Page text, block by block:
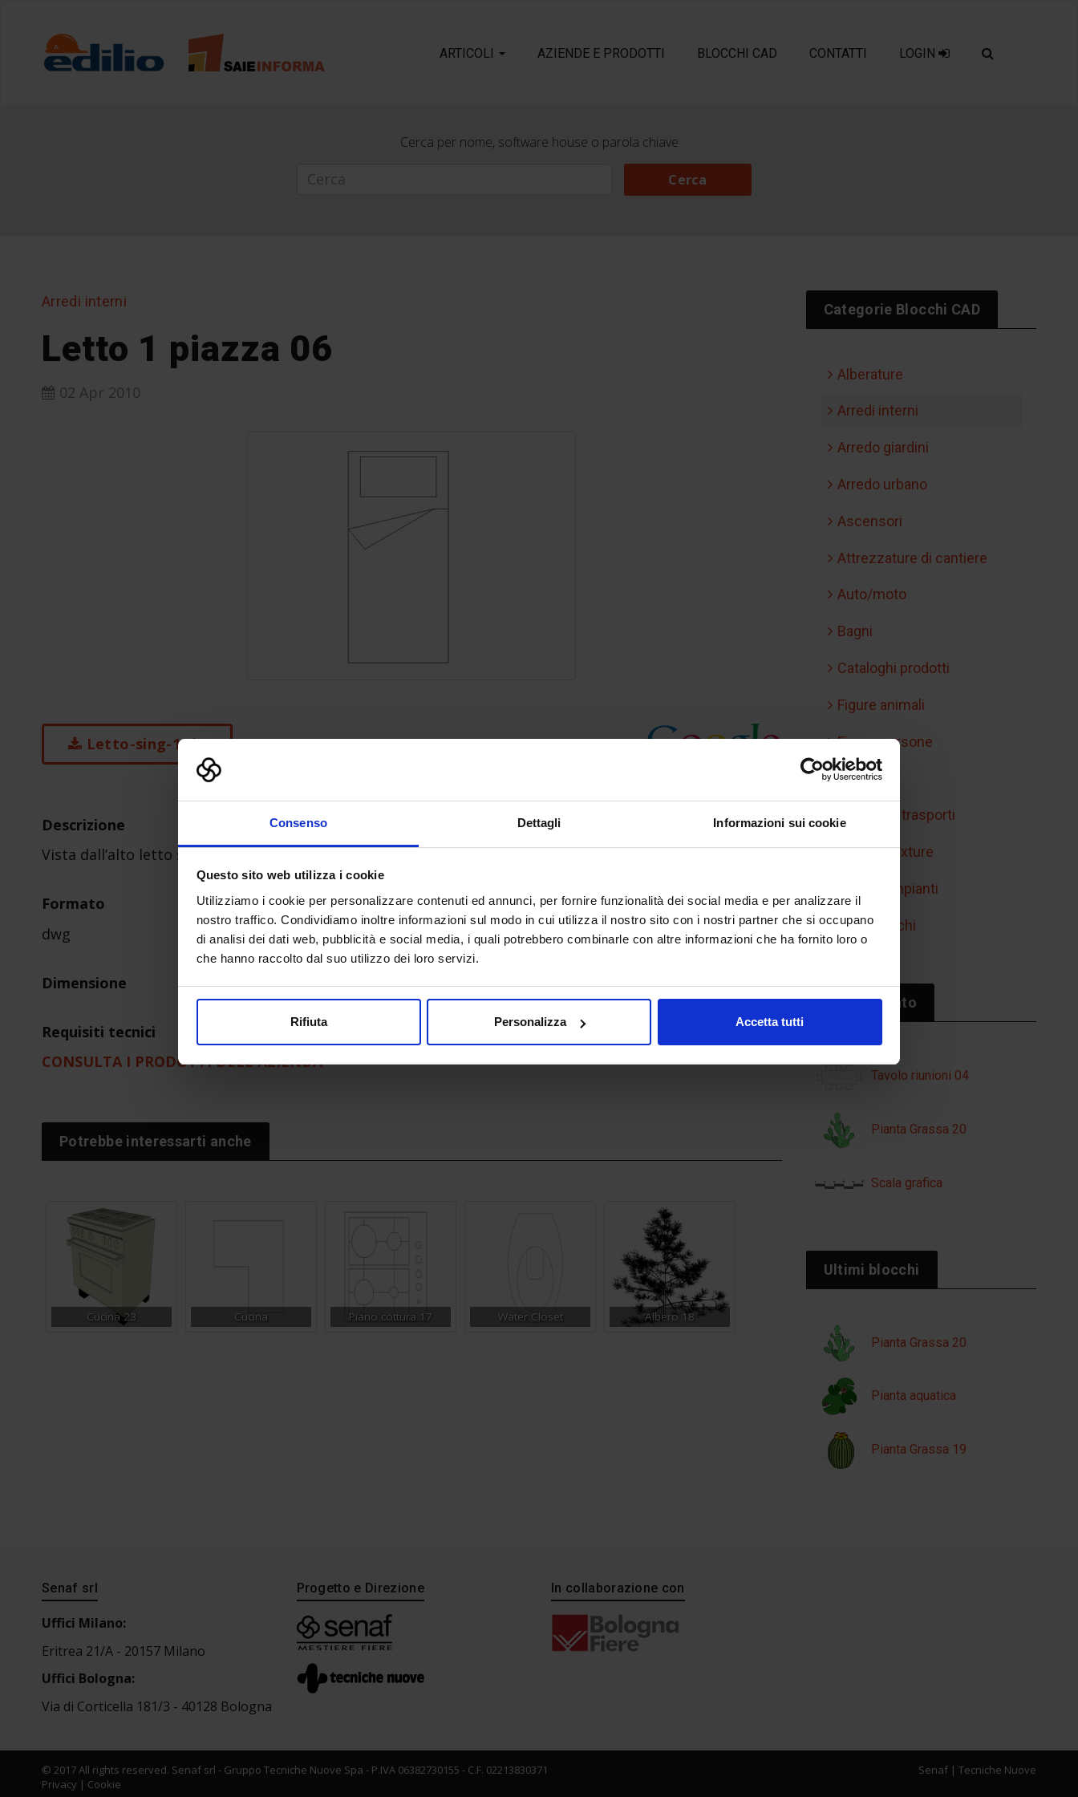
Consenso Dettagli Informazioni sui cookie
Questo sito web utilizza i cookie
Utilizziamo i cookie per personalizzare contenuti ed annunci, per fornire funzionalità dei social media e per analizzare il
nostro traffico. Condividiamo inoltre informazioni sul modo in cui utilizza il nostro sito con i nostri partner che si occupano
di analisi dei dati web, pubblicità e social media, i quali potrebbero combinarle con altre informazioni che ha fornito loro o
che hanno raccolto dal suo utilizzo dei loro servizi.
Rifiuta Personalizza Accetta tutti
ARTICOLI AZIENDE E PRODOTTI BLOCCHI CAD CONTATTI LOGIN
Cerca per nome, software house o parola chiave
Cerca
Arredi interni
Letto 1 piazza 06
02 Apr 2010
Letto-sing-1.zip
Descrizione
Vista dall’alto letto singolo
Formato
dwg
Dimensione
Requisiti tecnici
CONSULTA I PRODOTTI DELL'AZIENDA
Potrebbe interessarti anche
Cucina 23 Cucina Piano cottura 17 Water Closet Albero 18
Categorie Blocchi CAD
Alberature
Arredi interni
Arredo giardini
Arredo urbano
Ascensori
Attrezzature di cantiere
Auto/moto
Bagni
Cataloghi prodotti
Figure animali
Figure persone
Handicap
Mobilità e trasporti
Retini e texture
Simboli impianti
Sport/giochi
Il più cliccato
Tavolo riunioni 04
Pianta Grassa 20
Scala grafica
Ultimi blocchi
Pianta Grassa 20
Pianta aquatica
Pianta Grassa 19
Senaf srl
Uffici Milano:
Eritrea 21/A - 20157 Milano
Uffici Bologna:
Via di Corticella 181/3 - 40128 Bologna
Progetto e Direzione In collaborazione con
© 2017 All rights reserved. Senaf srl - Gruppo Tecniche Nuove Spa - P.IVA 06382730155 - C.F. 02213830371
Privacy | Cookie
Senaf| Tecniche Nuove